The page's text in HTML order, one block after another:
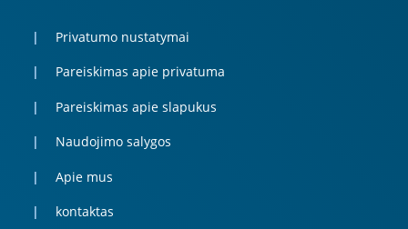
Privatumo nustatymai
Pareiskimas apie privatuma
Pareiskimas apie slapukus
Naudojimo salygos
Apie mus
kontaktas